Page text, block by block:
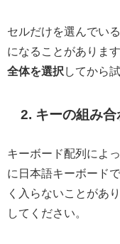
セルだけを選んでい
になることがあります
全体を選択 してから
2. キーの組み
キーボード配列によ
に日本語キーボードで
く入らないことがあ
してください。